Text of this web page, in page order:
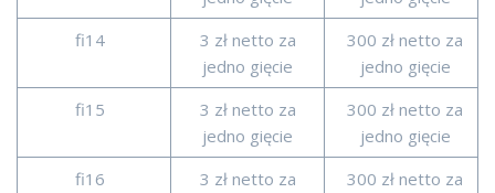
fi14
3 zł netto za
jedno gięcie
300 zł netto za
jedno gięcie
fi15
3 zł netto za
jedno gięcie
300 zł netto za
jedno gięcie
fi16
3 zł netto za
300 zł netto za